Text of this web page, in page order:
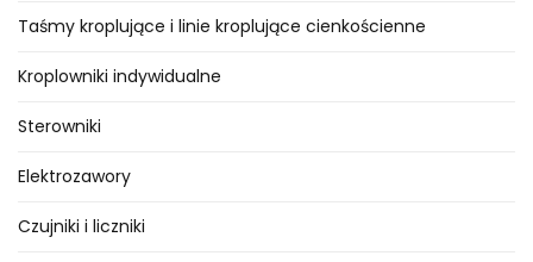
urządzeń znajdują się w naszym
Taśmy kroplujące i linie kroplujące cienkościenne
Kroplowniki indywidualne
Sterowniki
Elektrozawory
Czujniki i liczniki